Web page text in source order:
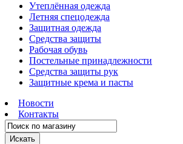
Утеплённая одежда
Летняя спецодежда
Защитная одежда
Средства защиты
Рабочая обувь
Постельные принадлежности
Средства защиты рук
Защитные крема и пасты
Новости
Контакты